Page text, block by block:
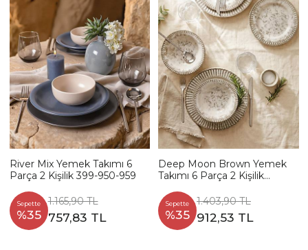
River Mix Yemek Takımı 6
Parça 2 Kişilik 399-950-959
Sepette
%35
1.165,90 TL
757,83 TL
Deep Moon Brown Yemek
Takımı 6 Parça 2 Kişilik
Sepette
%35
1.403,90 TL
912,53 TL